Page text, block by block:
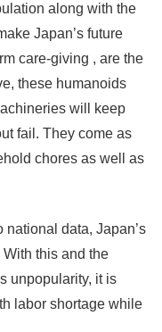
along with the
Japan’s future
care-giving , are the
these humanoids
will keep
fail. They come as
chores as well as
national data, Japan’s
this and the
unpopularity, it is
labor shortage while